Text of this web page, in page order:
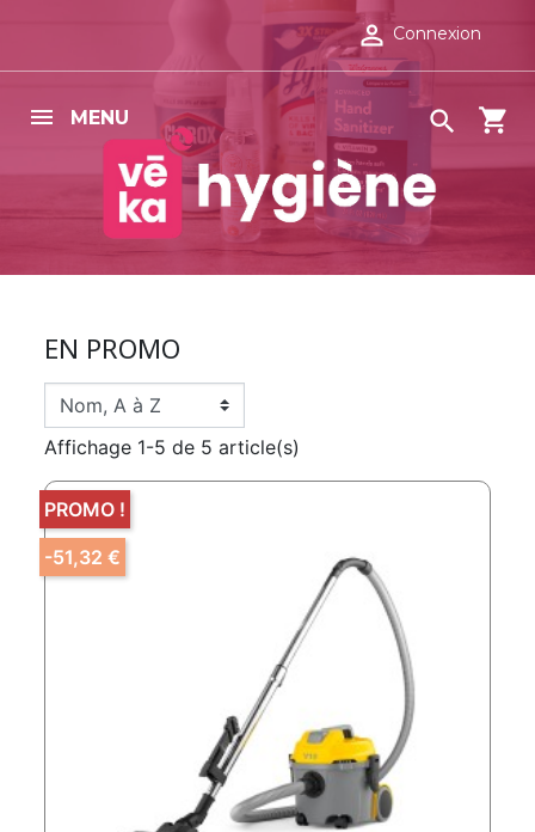
 Connexion
MENU  shopping_cart
EN PROMO
Affichage 1-5 de 5 article(s)
PROMO !
-51,32 €